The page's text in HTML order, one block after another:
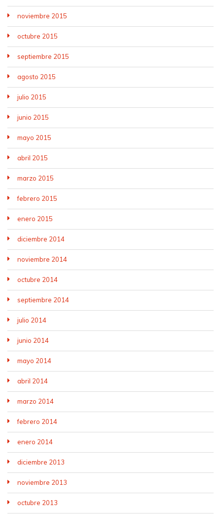
noviembre 2015
octubre 2015
septiembre 2015
agosto 2015
julio 2015
junio 2015
mayo 2015
abril 2015
marzo 2015
febrero 2015
enero 2015
diciembre 2014
noviembre 2014
octubre 2014
septiembre 2014
julio 2014
junio 2014
mayo 2014
abril 2014
marzo 2014
febrero 2014
enero 2014
diciembre 2013
noviembre 2013
octubre 2013